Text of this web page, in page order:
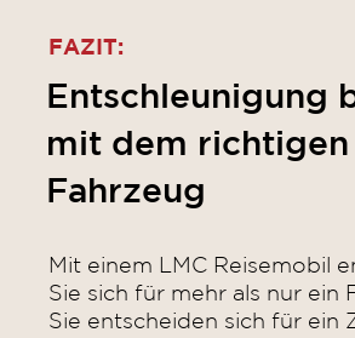
FAZIT:
Entschleunigung
mit dem richtigen
Fahrzeug
Mit einem LMC Reisemobil
Sie sich für mehr als nur ein
Sie entscheiden sich für ein